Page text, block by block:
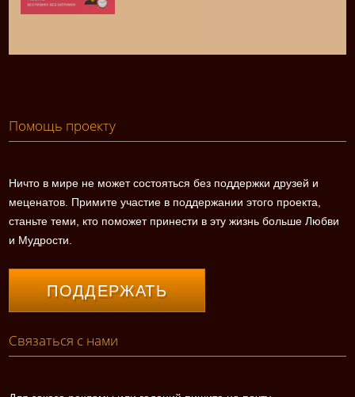
Помощь проекту
Ничто в мире не может состояться без поддержки друзей и
меценатов. Примите участие в поддержании этого проекта,
станьте теми, кто поможет принести в эту жизнь больше Любви
и Мудрости.
ПОДДЕРЖАТЬ
Связаться с нами